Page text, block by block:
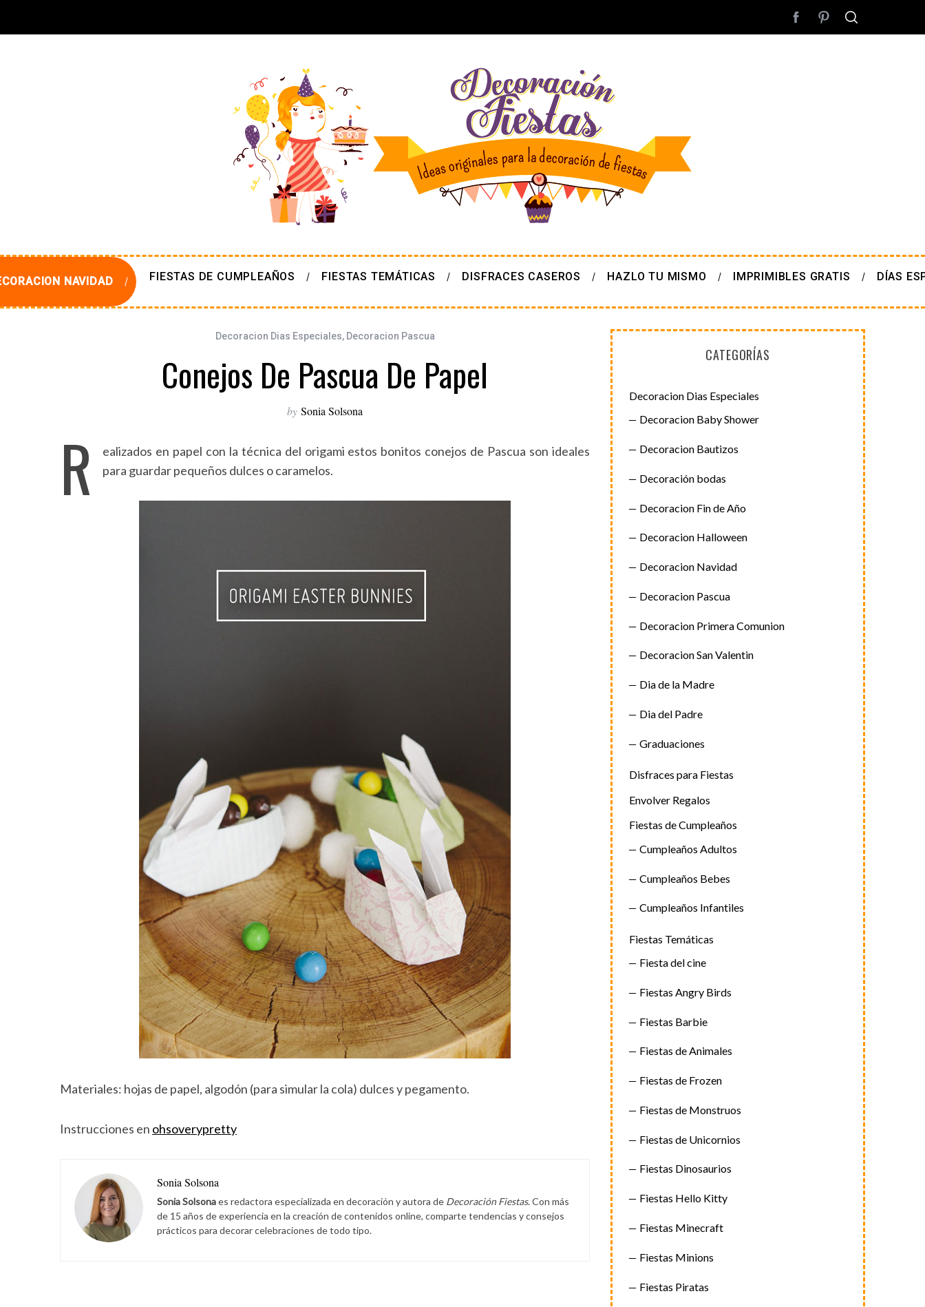
NAVIDAD FIESTAS DE CUMPLEAÑOS FIESTAS TEMÁTICAS DISFRACES CASEROS HAZLO TU MISMO IMPRIMIBLES GRATIS DÍAS
Decoracion Dias Especiales, Decoracion Pascua
Conejos De Pascua De Papel
by Sonia Solsona
R
ealizados en papel con la técnica del origami estos bonitos conejos de Pascua son ideales
para guardar pequeños dulces o caramelos.
Materiales: hojas de papel, algodón (para simular la cola) dulces y pegamento.
Instrucciones en ohsoverypretty
Sonia Solsona
Sonia Solsonaes redactora especializada en decoración y autora de Decoración Fiestas. Con más
de 15 años de experiencia en la creación de contenidos online, comparte tendencias y consejos
prácticos para decorar celebraciones de todo tipo.
CATEGORÍAS
Decoracion Dias Especiales
Decoracion Baby Shower
Decoracion Bautizos
Decoración bodas
Decoracion Fin de Año
Decoracion Halloween
Decoracion Navidad
Decoracion Pascua
Decoracion Primera Comunion
Decoracion San Valentin
Dia de la Madre
Dia del Padre
Graduaciones
Disfraces para Fiestas
Envolver Regalos
Fiestas de Cumpleaños
Cumpleaños Adultos
Cumpleaños Bebes
Cumpleaños Infantiles
Fiestas Temáticas
Fiesta del cine
Fiestas Angry Birds
Fiestas Barbie
Fiestas de Animales
Fiestas de Frozen
Fiestas de Monstruos
Fiestas de Unicornios
Fiestas Dinosaurios
Fiestas Hello Kitty
Fiestas Minecraft
Fiestas Minions
Fiestas Piratas